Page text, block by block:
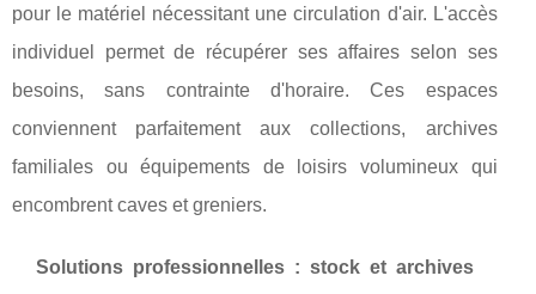
pour le matériel nécessitant une circulation d'air. L'accès
individuel permet de récupérer ses affaires selon ses
besoins, sans contrainte d'horaire. Ces espaces
conviennent parfaitement aux collections, archives
familiales ou équipements de loisirs volumineux qui
encombrent caves et greniers.
Solutions professionnelles : stock et archives